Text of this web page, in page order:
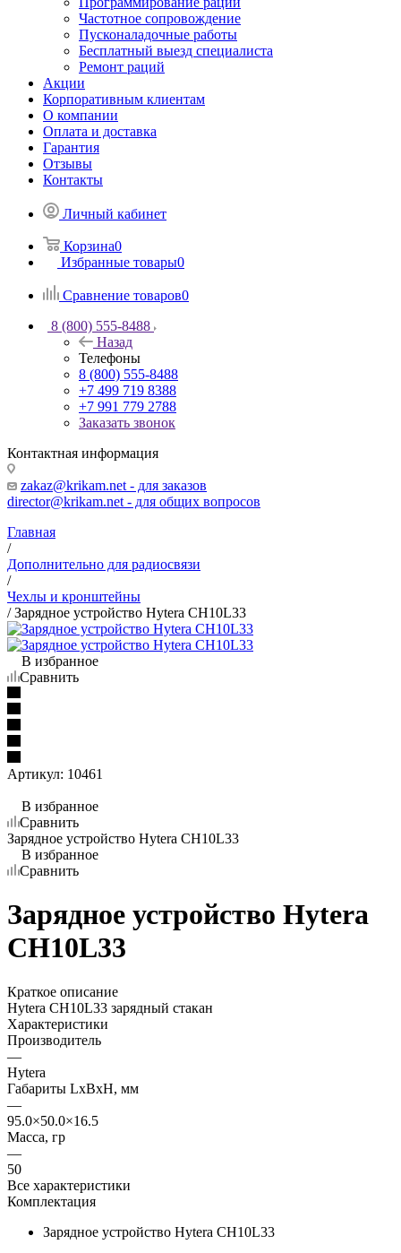
Частотное сопровождение
Пусконаладочные работы
Бесплатный выезд специалиста
Ремонт раций
Акции
Корпоративным клиентам
О компании
Оплата и доставка
Гарантия
Отзывы
Контакты
Личный кабинет
Корзина0
Избранные товары0
Сравнение товаров0
8 (800) 555-8488
Назад
Телефоны
8 (800) 555-8488
+7 499 719 8388
+7 991 779 2788
Заказать звонок
Контактная информация
zakaz@krikam.net - для заказов
director@krikam.net - для общих вопросов
Главная
/
Дополнительно для радиосвязи
/
Чехлы и кронштейны
/Зарядное устройство Hytera CH10L33
В избранное
Сравнить
Артикул: 10461
В избранное
Сравнить
Зарядное устройство Hytera CH10L33
В избранное
Сравнить
Зарядное устройство Hytera
CH10L33
Краткое описание
Hytera CH10L33 зарядный стакан
Характеристики
Производитель
—
Hytera
Габариты LхBхН, мм
—
95.0×50.0×16.5
Масса, гр
—
50
Все характеристики
Комплектация
Зарядное устройство Hytera CH10L33